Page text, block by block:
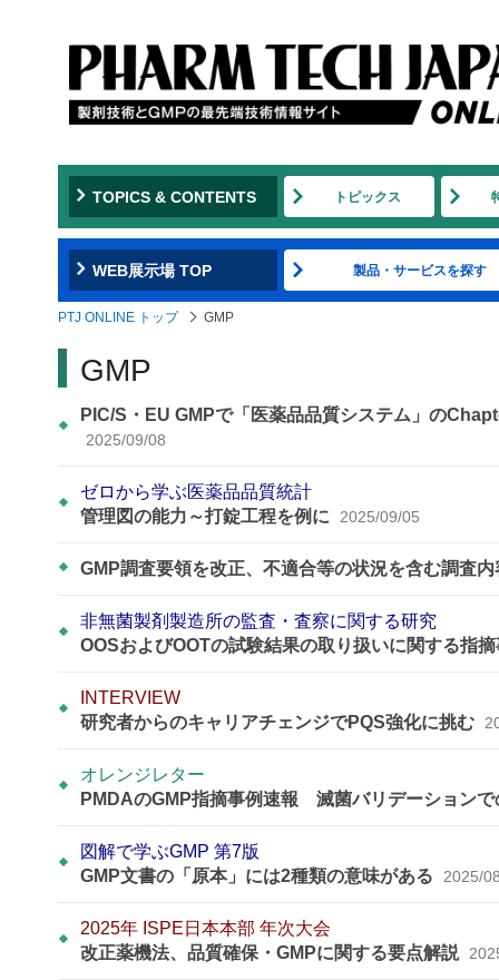
TOPICS & CONTENTS トピックス
WEB展示場 TOP 製品・サービスを探す
PTJ ONLINE トップ GMP
GMP
PIC/S・EU GMPで「医薬品品質システム」の
2025/09/08
ゼロから学ぶ医薬品品質統計
管理図の能力～打錠工程を例に
2025/09/05
GMP調査要領を改正、不適合等の状況を含む調査
非無菌製剤製造所の監査・査察に関する研究
OOSおよびOOTの試験結果の取り扱いに関する指
INTERVIEW
研究者からのキャリアチェンジでPQS強化に挑む
オレンジレター
PMDAのGMP指摘事例速報 滅菌バリデーション
図解で学ぶGMP 第7版
GMP文書の「原本」には2種類の意味がある
2025/
2025年 ISPE日本本部 年次大会
改正薬機法、品質確保・GMPに関する要点解説